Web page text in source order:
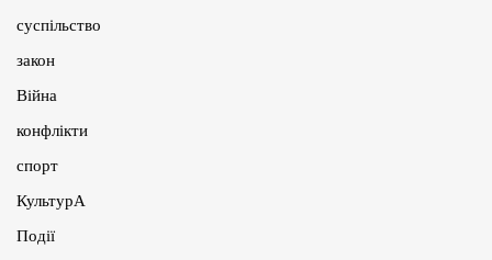
суспільство
закон
Війна
конфлікти
спорт
КультурА
Події